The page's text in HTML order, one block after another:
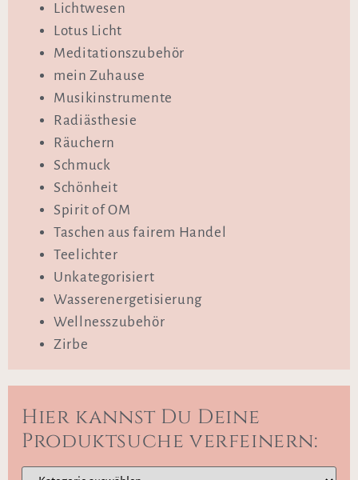
Lichtwesen
Lotus Licht
Meditationszubehör
mein Zuhause
Musikinstrumente
Radiästhesie
Räuchern
Schmuck
Schönheit
Spirit of OM
Taschen aus fairem Handel
Teelichter
Unkategorisiert
Wasserenergetisierung
Wellnesszubehör
Zirbe
Hier kannst Du Deine
Produktsuche verfeinern: